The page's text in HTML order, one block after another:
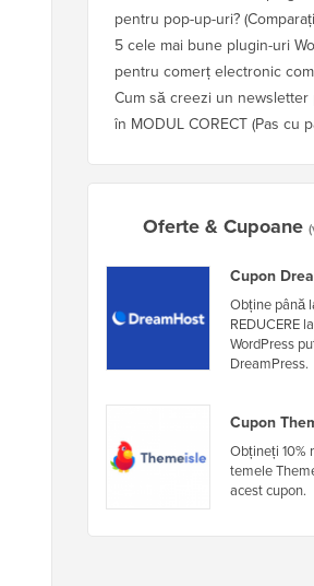
pentru pop-up-uri?
5 cele mai bune plugin-uri
pentru comerț electronic
Cum să creezi un newsletter
în MODUL CORECT (Pas cu
Oferte & Cupoane
Cupon
Obține până
REDUCERE
WordPress
DreamPress.
Cupon
Obțineți 10%
temele
acest cupon.